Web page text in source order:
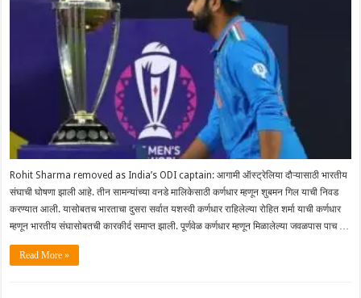
Rohit Sharma removed as India’s ODI captain: आगामी ऑस्ट्रेलिया दौऱ्यासाठी भारतीय
संघाची घोषणा झाली आहे. तीन सामन्यांच्या वनडे मालिकेसाठी कर्णधार म्हणून शुबमन गिल याची निवड
करण्यात आली. यासोबतच भारताचा दुसरा सर्वात यशस्वी कर्णधार राहिलेल्या रोहित शर्मा याची कर्णधार
म्हणून भारतीय संघासोबतची कारकीर्द समाप्त झाली. पूर्णवेळ कर्णधार म्हणून मिळालेल्या जवळपास पाच …
Read More »